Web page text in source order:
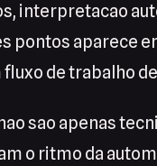
interpretacao
pontos aparece
de trabalho
sao apenas
o ritmo da